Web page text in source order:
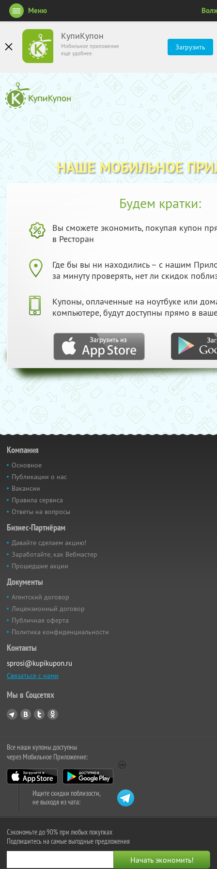
КупиКупон
Мобильное приложение
ещё удобнее
Загрузить
Меню
НАШЕ МОБИЛЬНОЕ
Будем кратки:
Вы сможете экономить, покупая купон
в Ресторан
Где бы вы ни находились – с нашим
за минуту проверять, нет ли скидок
Купоны, оплаченные на ноутбуке или
компьютере, будут доступны прямо в
Компания
Основное
Публикации о нас
Вакансии
Правила сервиса
Ответы на вопросы
Бизнес-Партнёрам
Давайте сделаем акцию!
Заработайте, как Вебмастер
Прошедшие акции
Документы
Агентский договор
Лицензионный договор
Публичная оферта
Политика конфиденциальности
Контакты
sprosi@kupikupon.ru
Связаться с нами
Мы в Соцсетях
Все наши купоны доступны
через Мобильное Приложение:
Ищите скидки поблизости,
не выходя из чата:
Сэкономьте до 90% при любых покупках
Подпишитесь на самые выгодные предложения